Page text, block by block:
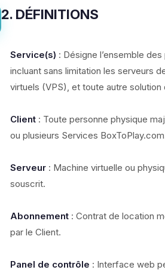
2. DÉFINITIONS
Service(s) : Désigne l’ensemble
incluant sans limitation les serveurs
virtuels (VPS), et toute autre
Client: Toute personne physique
ou plusieurs Services
Serveur: Machine virtuelle ou
souscrit.
Abonnement: Contrat de location
par le Client.
Panel de contrôle : Interface web